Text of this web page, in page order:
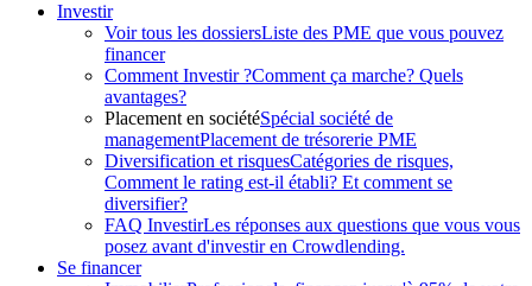
Investir
Voir tous les dossiersListe des PME que vous pouvez
financer
Comment Investir ?Comment ça marche? Quels
avantages?
Placement en sociétéSpécial société de
managementPlacement de trésorerie PME
Diversification et risquesCatégories de risques,
Comment le rating est-il établi? Et comment se
diversifier?
FAQ InvestirLes réponses aux questions que vous vous
posez avant d'investir en Crowdlending.
Se financer